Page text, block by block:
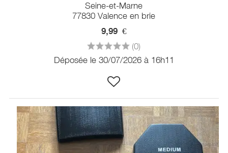
Seine-et-Marne
77830 Valence en brie
9,99 €
(0)
Déposée le 30/07/2026 à 16h11